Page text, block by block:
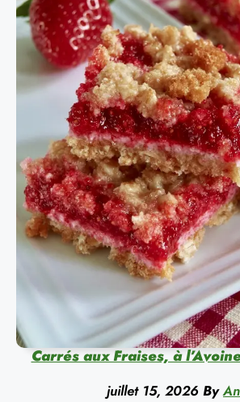
Carrés aux Fraises, à
juillet 15, 2026 By